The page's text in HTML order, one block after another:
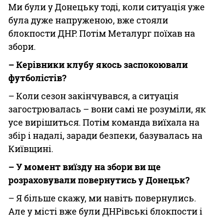
Ми були у Донецьку тоді, коли ситуація уже
була дуже напруженою, вже стояли
блокпости ДНР. Потім Металург поїхав на
збори.
– Керівники клубу якось заспокоювали
футболістів?
– Коли сезон закінчувався, а ситуація
загострювалась – вони самі не розуміли, як
усе вирішиться. Потім команда виїхала на
збір і надалі, заради безпеки, базувалась на
Київщині.
– У момент виїзду на збори ви ще
розраховували повернутись у Донецьк?
– Я більше скажу, ми навіть повернулись.
Але у місті вже були ДНРівські блокпости і